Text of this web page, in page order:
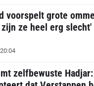
voorspelt grote
ze heel erg slecht'
zelfbewuste